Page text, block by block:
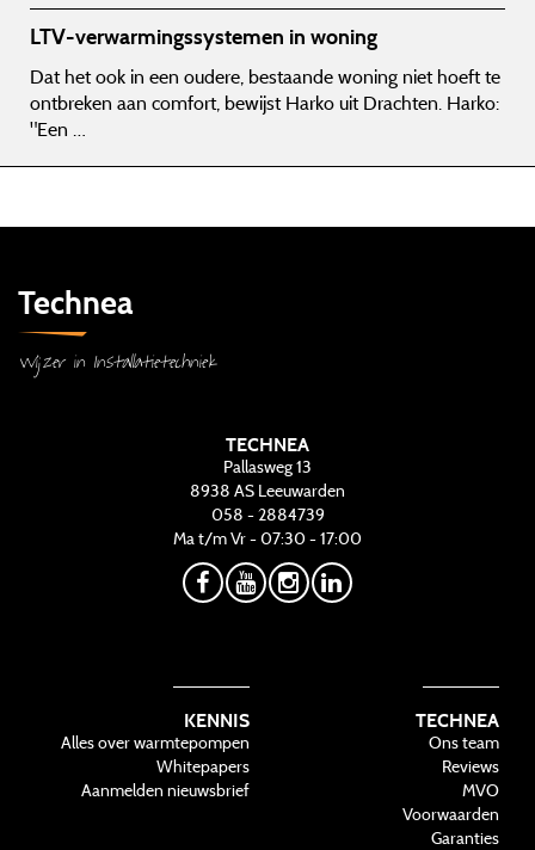
LTV-verwarmingssystemen in woning
Dat het ook in een oudere, bestaande woning niet hoeft te
ontbreken aan comfort, bewijst Harko uit Drachten. Harko:
"Een …
Technea
Wijzer in Installatietechniek
TECHNEA
Pallasweg 13
8938 AS Leeuwarden
058 - 2884739
Ma t/m Vr - 07:30 - 17:00
KENNIS
Alles over warmtepompen
Whitepapers
Aanmelden nieuwsbrief
TECHNEA
Ons team
Reviews
MVO
Voorwaarden
Garanties